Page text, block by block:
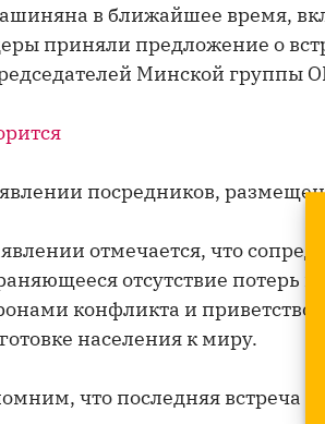
в ближайшее время,
приняли предложение о
Минской группы
посредников,
отмечается, что
отсутствие потерь
конфликта и
населения к миру.
что последняя встреча